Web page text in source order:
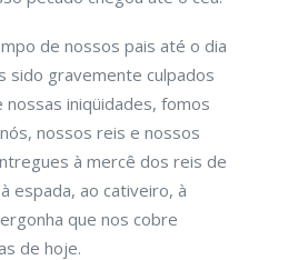
de nossos pais até o dia
sido gravemente culpados
nossas iniqüidades, fomos
nossos reis e nossos
à mercê dos reis de
espada, ao cativeiro, à
que nos cobre
de hoje.